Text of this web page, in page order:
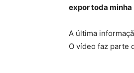
expor toda minha
A última
O vídeo faz parte